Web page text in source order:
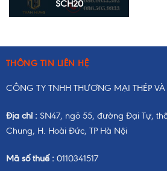
SCH20
THÔNG TIN LIÊN HỆ
CÔNG TY TNHH THƯƠNG MẠI THÉP
Địa chỉ :SN47, ngõ 55, đường Đại Tự,
Chung, H. Hoài Đức, TP Hà Nội
Mã số thuế : 0110341517